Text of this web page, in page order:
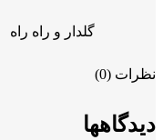
گلدار و راه راه
نظرات (0)
دیدگاهها